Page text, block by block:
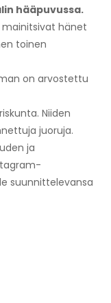
hääpuvussa.
mainitsivat hänet
toinen
on arvostettu
Niiden
juoruja.
ja
suunnittelevansa